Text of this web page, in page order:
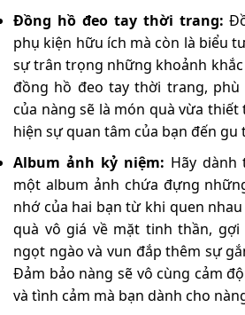
Đồng hồ đeo tay thời trang:
phụ kiện hữu ích mà còn là biểu
sự trân trọng những khoảnh
đồng hồ đeo tay thời trang, phù
của nàng sẽ là món quà vừa
hiện sự quan tâm của bạn đến gu
Album ảnh kỷ niệm: Hãy
một album ảnh chứa đựng
nhớ của hai bạn từ khi quen
quà vô giá về mặt tinh thần,
ngọt ngào và vun đắp thêm sự
Đảm bảo nàng sẽ vô cùng cảm
và tình cảm mà bạn dành cho